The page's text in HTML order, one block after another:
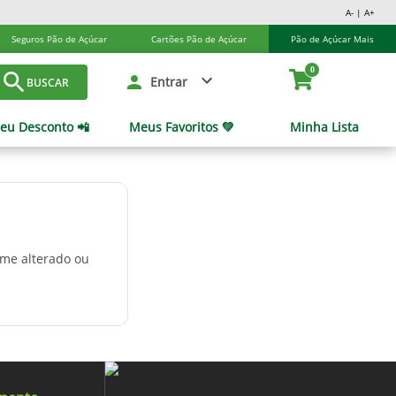
A- | A+
Seguros Pão de Açúcar Cartões Pão de Açúcar Pão de Açúcar Mais
BUSCAR Entrar
0
Desconto 📲 Meus Favoritos 💚 Minha Lista
alterado ou